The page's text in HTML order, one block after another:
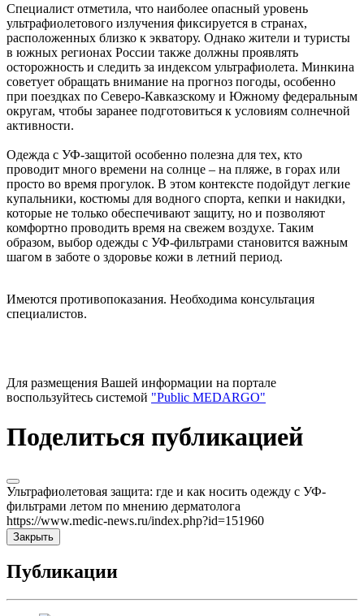
Специалист отметила, что наиболее опасный уровень
ультрафиолетового излучения фиксируется в странах,
расположенных близко к экватору. Однако жители и туристы
в южных регионах России также должны проявлять
осторожность и следить за индексом ультрафиолета. Минкина
советует обращать внимание на прогноз погоды, особенно
при поездках по Северо-Кавказскому и Южному федеральным
округам, чтобы заранее подготовиться к условиям солнечной
активности.
Одежда с УФ-защитой особенно полезна для тех, кто
проводит много времени на солнце – на пляже, в горах или
просто во время прогулок. В этом контексте подойдут легкие
купальники, костюмы для водного спорта, кепки и накидки,
которые не только обеспечивают защиту, но и позволяют
комфортно проводить время на свежем воздухе. Таким
образом, выбор одежды с УФ-фильтрами становится важным
шагом в заботе о здоровье кожи в летний период.
Имеются противопоказания. Необходима консультация
специалистов.
Для размещения Вашей информации на портале
воспользуйтесь системой "Public MEDARGO"
Поделиться публикацией
Ультрафиолетовая защита: где и как носить одежду с УФ-
фильтрами летом по мнению дерматолога
https://www.medic-news.ru/index.php?id=151960
Закрыть
Публикации